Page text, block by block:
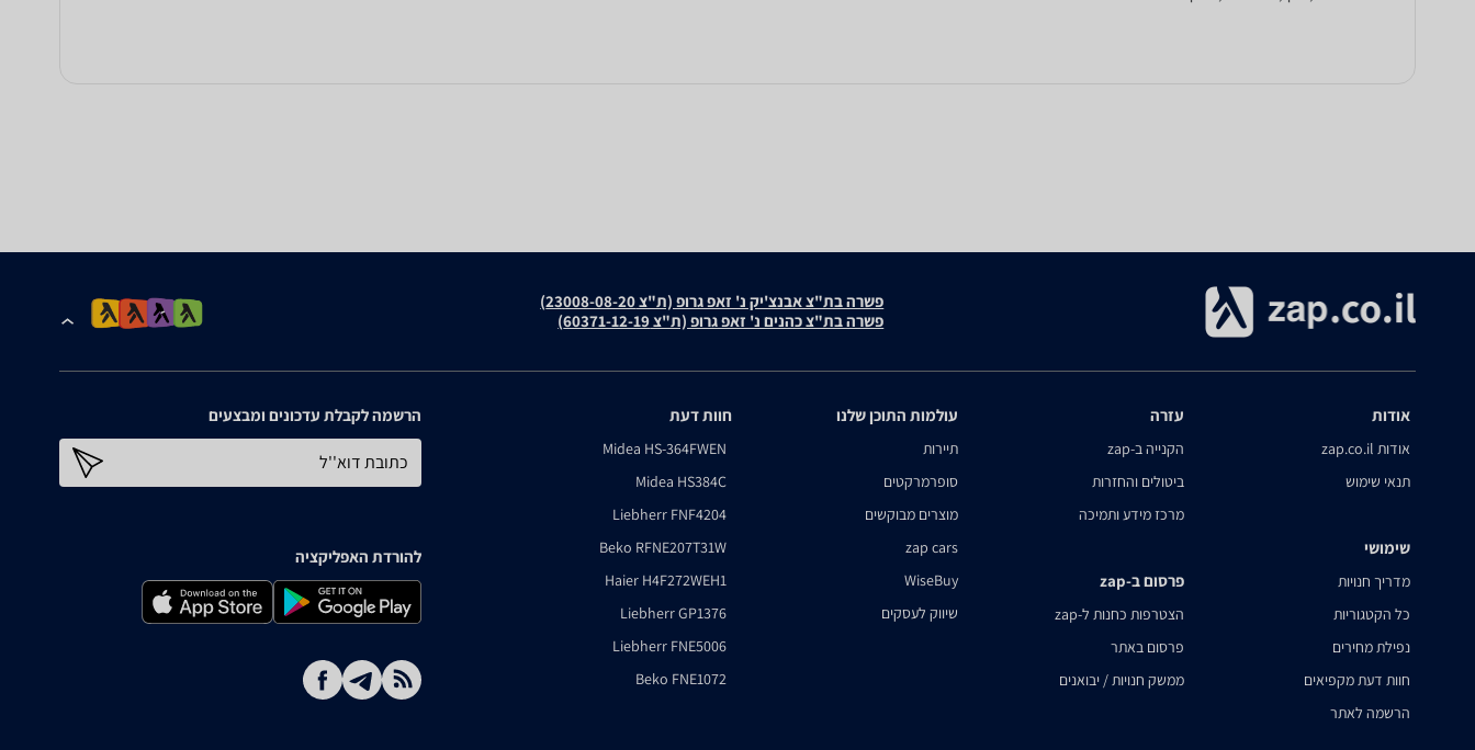
פשרה בת"צ אבנצ'יק נ' זאפ גרופ (ת"צ 23008-08-20)
פשרה בת"צ כהנים נ' זאפ גרופ (ת"צ 60371-12-19)
אודות
אודות zap.co.il
תנאי שימוש
שימושי
מדריך חנויות
כל הקטגוריות
נפילת מחירים
חוות דעת מקפיאים
הרשמה לאתר
עזרה
הקנייה ב-zap
ביטולים והחזרות
מרכז מידע ותמיכה
פרסום ב-zap
הצטרפות כחנות ל-zap
פרסום באתר
ממשק חנויות / יבואנים
עולמות התוכן שלנו
תיירות
סופרמרקטים
מוצרים מבוקשים
zap cars
WiseBuy
שיווק לעסקים
חוות דעת
Midea HS-364FWEN
Midea HS384C
Liebherr FNF4204
Beko RFNE207T31W
Haier H4F272WEH1
Liebherr GP1376
Liebherr FNE5006
Beko FNE1072
הרשמה לקבלת עדכונים ומבצעים
כתובת דוא''ל
להורדת האפליקציה